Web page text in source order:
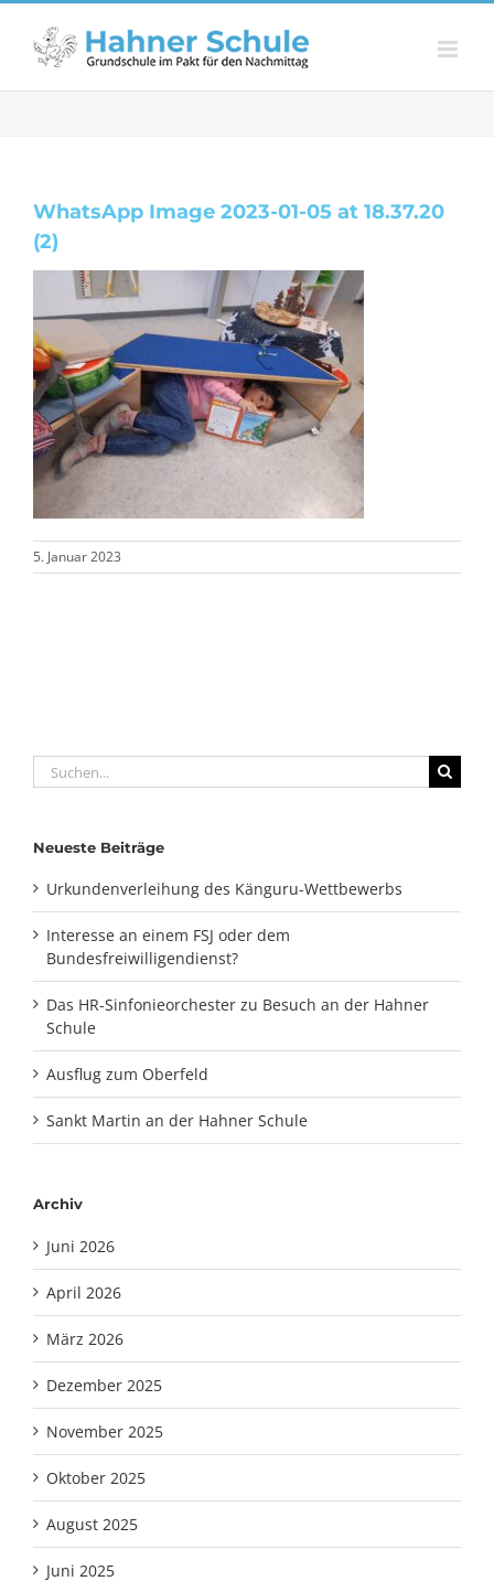
Zum
springen
WhatsApp Image 2023-01-05 at 18.37.20
(2)
5. Januar 2023
Suche
nach:
Neueste Beiträge
Urkundenverleihung des Känguru-Wettbewerbs
Interesse an einem FSJ oder dem
Bundesfreiwilligendienst?
Das HR-Sinfonieorchester zu Besuch an der Hahner
Schule
Ausflug zum Oberfeld
Sankt Martin an der Hahner Schule
Archiv
Juni 2026
April 2026
März 2026
Dezember 2025
November 2025
Oktober 2025
August 2025
Juni 2025